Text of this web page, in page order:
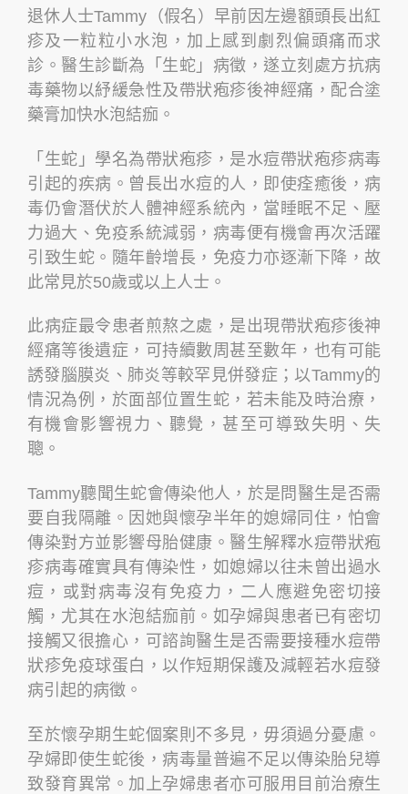
退休人士Tammy（假名）早前因左邊額頭長出紅
疹及一粒粒小水泡，加上感到劇烈偏頭痛而求
診。醫生診斷為「生蛇」病徵，遂立刻處方抗病
毒藥物以紓緩急性及帶狀疱疹後神經痛，配合塗
藥膏加快水泡結痂。
「生蛇」學名為帶狀疱疹，是水痘帶狀疱疹病毒
引起的疾病。曾長出水痘的人，即使痊癒後，病
毒仍會潛伏於人體神經系統內，當睡眠不足、壓
力過大、免疫系統減弱，病毒便有機會再次活躍
引致生蛇。隨年齡增長，免疫力亦逐漸下降，故
此常見於50歲或以上人士。
此病症最令患者煎熬之處，是出現帶狀疱疹後神
經痛等後遺症，可持續數周甚至數年，也有可能
誘發腦膜炎、肺炎等較罕見併發症；以Tammy的
情況為例，於面部位置生蛇，若未能及時治療，
有機會影響視力、聽覺，甚至可導致失明、失
聰。
Tammy聽聞生蛇會傳染他人，於是問醫生是否需
要自我隔離。因她與懷孕半年的媳婦同住，怕會
傳染對方並影響母胎健康。醫生解釋水痘帶狀疱
疹病毒確實具有傳染性，如媳婦以往未曾出過水
痘，或對病毒沒有免疫力，二人應避免密切接
觸，尤其在水泡結痂前。如孕婦與患者已有密切
接觸又很擔心，可諮詢醫生是否需要接種水痘帶
狀疹免疫球蛋白，以作短期保護及減輕若水痘發
病引起的病徵。
至於懷孕期生蛇個案則不多見，毋須過分憂慮。
孕婦即使生蛇後，病毒量普遍不足以傳染胎兒導
致發育異常。加上孕婦患者亦可服用目前治療生